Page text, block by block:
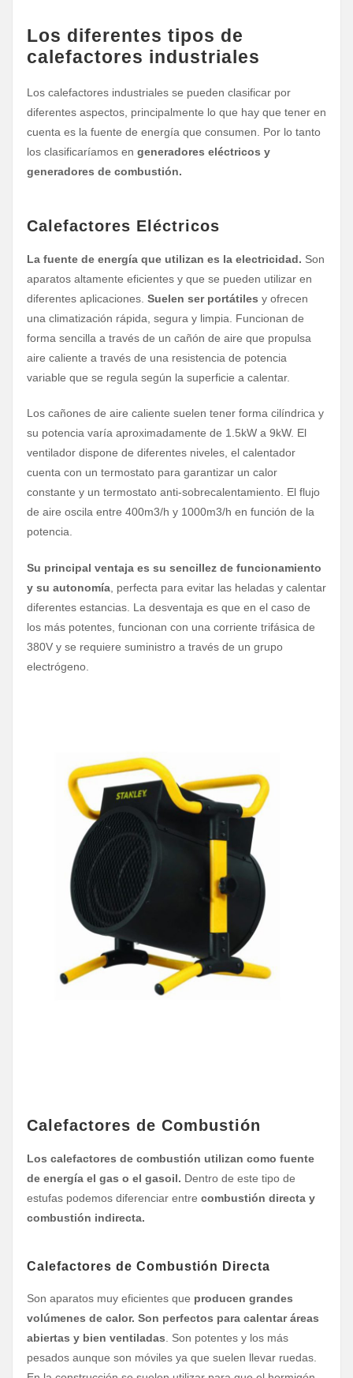
Los diferentes tipos de
calefactores industriales
Los calefactores industriales se pueden clasificar por
diferentes aspectos, principalmente lo que hay que tener en
cuenta es la fuente de energía que consumen. Por lo tanto
los clasificaríamos en generadores eléctricos y
generadores de combustión.
Calefactores Eléctricos
La fuente de energía que utilizan es la electricidad. Son
aparatos altamente eficientes y que se pueden utilizar en
diferentes aplicaciones. Suelen ser portátiles y ofrecen
una climatización rápida, segura y limpia. Funcionan de
forma sencilla a través de un cañón de aire que propulsa
aire caliente a través de una resistencia de potencia
variable que se regula según la superficie a calentar.
Los cañones de aire caliente suelen tener forma cilíndrica y
su potencia varía aproximadamente de 1.5kW a 9kW. El
ventilador dispone de diferentes niveles, el calentador
cuenta con un termostato para garantizar un calor
constante y un termostato anti-sobrecalentamiento. El flujo
de aire oscila entre 400m3/h y 1000m3/h en función de la
potencia.
Su principal ventaja es su sencillez de funcionamiento
y su autonomía, perfecta para evitar las heladas y calentar
diferentes estancias. La desventaja es que en el caso de
los más potentes, funcionan con una corriente trifásica de
380V y se requiere suministro a través de un grupo
electrógeno.
Calefactores de Combustión
Los calefactores de combustión utilizan como fuente
de energía el gas o el gasoil. Dentro de este tipo de
estufas podemos diferenciar entre combustión directa y
combustión indirecta.
Calefactores de Combustión Directa
Son aparatos muy eficientes que producen grandes
volúmenes de calor. Son perfectos para calentar áreas
abiertas y bien ventiladas . Son potentes y los más
pesados aunque son móviles ya que suelen llevar ruedas.